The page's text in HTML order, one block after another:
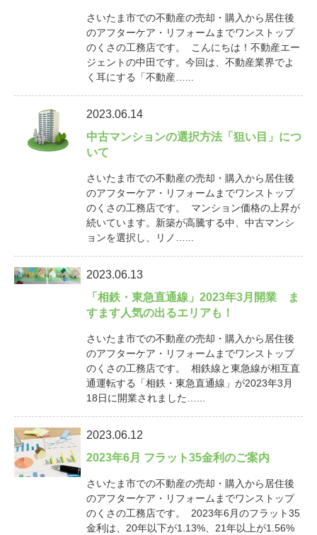
さいたま市での不動産の売却・購入から居住後
のアフターケア・リフォームまでワンストップ
のくさの工務店です。 こんにちは！不動産エー
ジェントの中田です。今回は、不動産業界でよ
く耳にする「不動産…...
2023.06.14
中古マンションの選択方法「狙い目」につ
いて
さいたま市での不動産の売却・購入から居住後
のアフターケア・リフォームまでワンストップ
のくさの工務店です。 マンション価格の上昇が
続いています。新築が高騰する中、中古マンシ
ョンを選択し、リノ…...
2023.06.13
「相鉄・東急直通線」2023年3月開業 ま
すます人気の出るエリアも！
さいたま市での不動産の売却・購入から居住後
のアフターケア・リフォームまでワンストップ
のくさの工務店です。 相鉄線と東急線が相互直
通運転する「相鉄・東急直通線」が2023年3月
18日に開業されました…...
2023.06.12
2023年6月 フラット35金利のご案内
さいたま市での不動産の売却・購入から居住後
のアフターケア・リフォームまでワンストップ
のくさの工務店です。 2023年6月のフラット35
金利は、20年以下が1.13%、21年以上が1.56%